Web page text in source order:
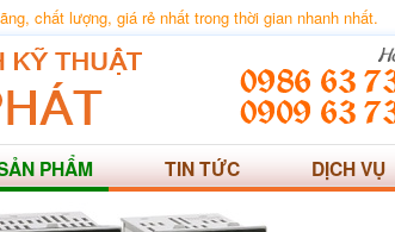
chất lượng, giá rẻ nhất trong thời gian nhanh nhất.
PHẨM TIN TỨC DỊCH VỤ